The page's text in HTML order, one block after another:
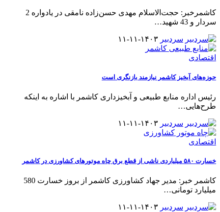
کاشمرخبر: حجت‌الاسلام مهدی حسن‌زاده نامقی در یادواره 2
سردار و 43 شهید
…
سردبیر ۱۴۰۳-۱۱-۱۱
اقتصادی
حوزه‌های آبخیز کاشمر نیازمند بازنگری است
رئیس اداره منابع طبیعی و آبخیزداری کاشمر با اشاره به اینکه
طرح‌هایی…
سردبیر ۱۴۰۳-۱۱-۱۱
اقتصادی
خسارت ۵۸۰ میلیاردی ناشی از قطع برق چاه موتورهای کشاورزی در کاشمر
کاشمر خبر: مدیر جهاد کشاورزی کاشمر از بروز خسارت 580
میلیارد تومانی…
سردبیر ۱۴۰۳-۱۱-۱۱